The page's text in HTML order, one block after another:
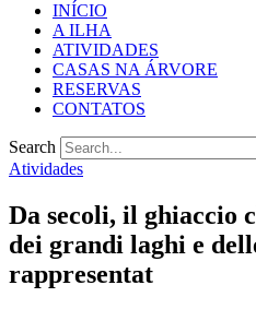
INÍCIO
A ILHA
ATIVIDADES
CASAS NA ÁRVORE
RESERVAS
CONTATOS
Search
Atividades
Da secoli, il ghiaccio
dei grandi laghi e
rappresentat